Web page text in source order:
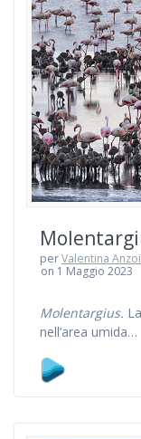
perValentina
on 1 Maggio 2023
Molentargius.
nell’area umida…